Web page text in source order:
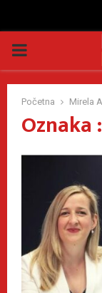
PRIMARY
MENU
Početna Mirela